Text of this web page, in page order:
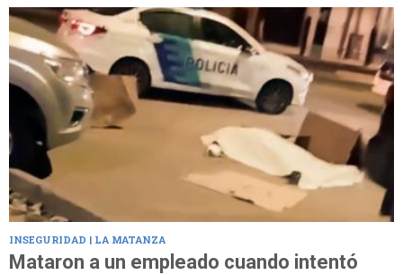
INSEGURIDAD | LA MATANZA
Mataron a un empleado cuando intentó